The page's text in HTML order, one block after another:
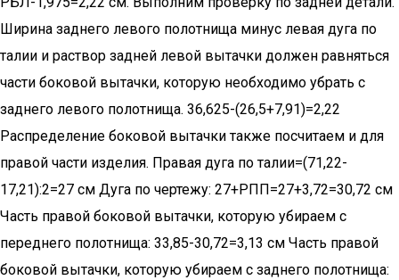
Ширина заднего левого полотнища минус левая дуга по
талии и раствор задней левой вытачки должен равняться
части боковой вытачки, которую необходимо убрать с
заднего левого полотнища. 36,625-(26,5+7,91)=2,22
Распределение боковой вытачки также посчитаем и для
правой части изделия. Правая дуга по талии=(71,22-
17,21):2=27 см Дуга по чертежу: 27+РПП=27+3,72=30,72 см
Часть правой боковой вытачки, которую убираем с
переднего полотнища: 33,85-30,72=3,13 см Часть правой
боковой вытачки, которую убираем с заднего полотнища: